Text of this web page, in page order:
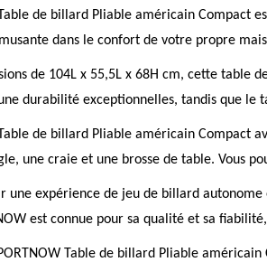
Table de billard Pliable américain
dans le confort de votre propre
de 104L x 55,5L x 68H cm, cette table
durabilité exceptionnelles, tandis que le
Table de billard Pliable américain
une craie et une brosse de table. Vous
une expérience de jeu de billard
est connue pour sa qualité et sa
Table de billard Pliable